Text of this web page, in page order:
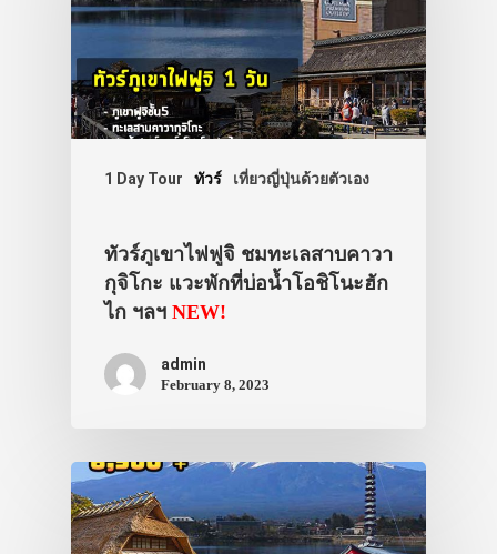
1 Day Tour ทัวร์ เที่ยวญี่ปุ่นด้วยตัวเอง
ทัวร์ภูเขาไฟฟูจิ ชมทะเลสาบคาวา
กุจิโกะ แวะพักที่บ่อน้ำโอชิโนะฮัก
ไก ฯลฯ NEW!
admin
February 8, 2023